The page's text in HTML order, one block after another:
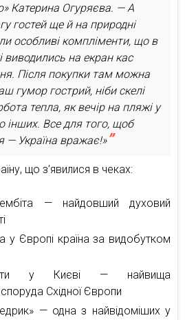
Катерина Огуряєва. — А
гостей ще й на природні
особливі компліменти, що в
на екран кас
Після покупки там можна
гумор гострий, ніби скелі
тепла, як вечір на пляжі у
інших. Все для того, щоб
— Україна вражає!»
що з’явилися в чеках:
— найдовший духовий
у Європі країна за видобутком
мати у Києві — найвища
Східної Європи
— одна з найвідоміших у